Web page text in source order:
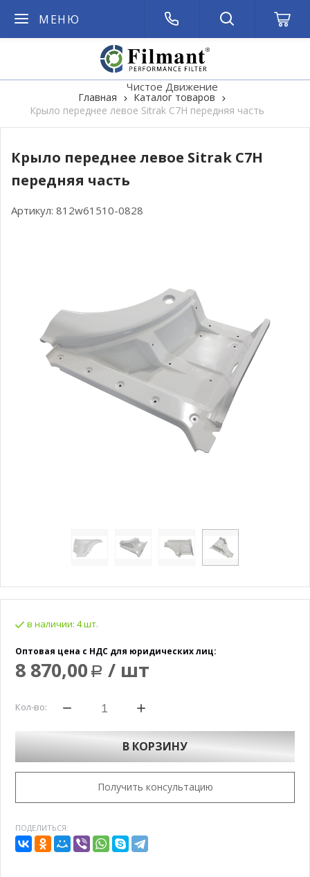
МЕНЮ
Чистое Движение
Главная
Каталог товаров
Крыло переднее левое Sitrak C7H передняя часть
Крыло переднее левое Sitrak C7H
передняя часть
Артикул: 812w61510-0828
в наличии: 4 шт.
Оптовая цена с НДС для юридических лиц:
8 870,00 Р / шт
Кол-во:
В КОРЗИНУ
Получить консультацию
ПОДЕЛИТЬСЯ: